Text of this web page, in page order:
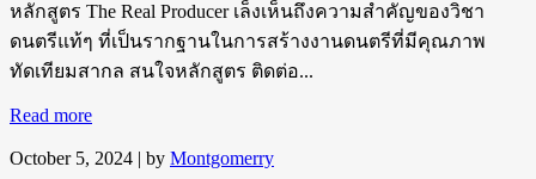
หลักสูตร The Real Producer เล็งเห็นถึงความสำคัญของวิชา
ดนตรีแท้ๆ ที่เป็นรากฐานในการสร้างงานดนตรีที่มีคุณภาพ
ทัดเทียมสากล สนใจหลักสูตร ติดต่อ...
Read more
October 5, 2024 | by Montgomerry